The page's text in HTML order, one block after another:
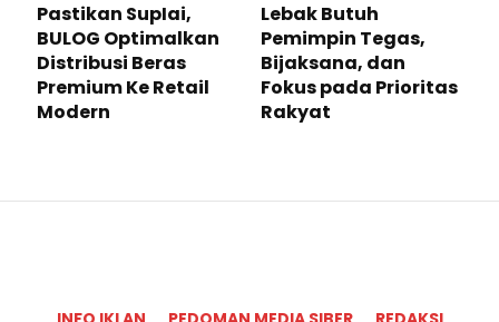
Pastikan SupIai,
BULOG Optimalkan
Distribusi Beras
Premium Ke Retail
Modern
Lebak Butuh
Pemimpin Tegas,
Bijaksana, dan
Fokus pada Prioritas
Rakyat